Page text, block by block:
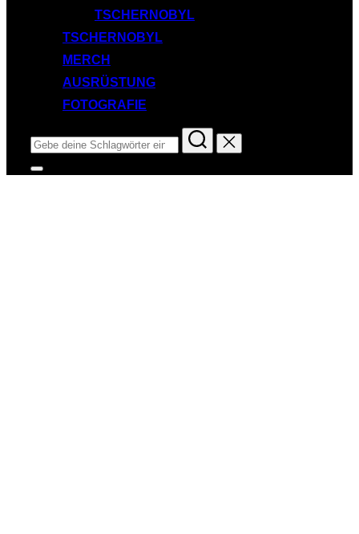
TSCHERNOBYL
TSCHERNOBYL
MERCH
AUSRÜSTUNG
FOTOGRAFIE
Suchen
nach:
Seitenleiste